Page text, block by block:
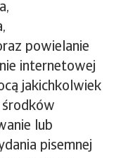
powielanie
internetowej
jakichkolwiek
lub
pisemnej